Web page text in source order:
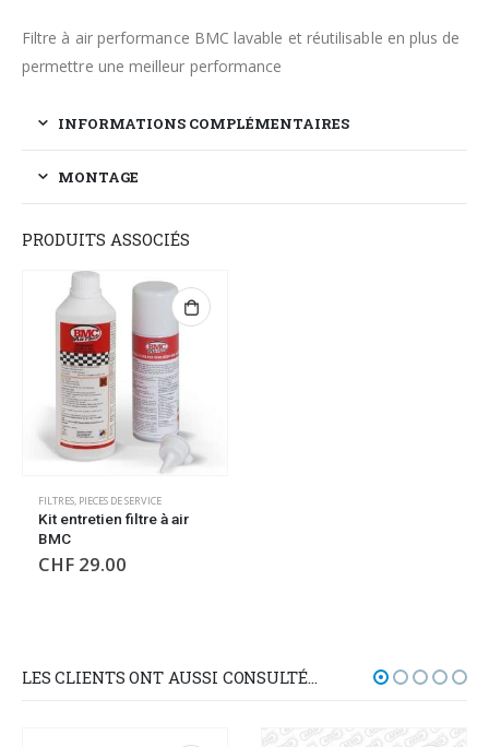
Filtre à air performance BMC lavable et réutilisable en plus de
permettre une meilleur performance
INFORMATIONS COMPLÉMENTAIRES
MONTAGE
PRODUITS ASSOCIÉS
FILTRES, PIECES DE SERVICE
Kit entretien filtre à air
BMC
CHF 29.00
LES CLIENTS ONT AUSSI CONSULTÉ…